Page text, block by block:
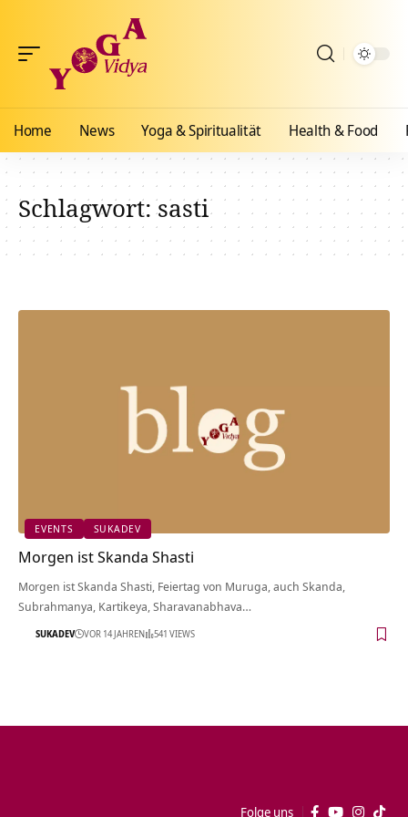
Home News Yoga & Spiritualität Health & Food
Schlagwort:sasti
EVENTS SUKADEV
Morgen ist Skanda Shasti
Morgen ist Skanda Shasti, Feiertag von Muruga, auch Skanda,
Subrahmanya, Kartikeya, Sharavanabhava…
SUKADEV VOR 14 JAHREN 541 VIEWS
Folge uns